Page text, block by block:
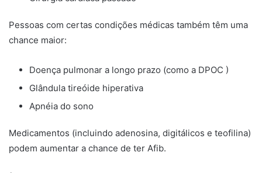
Pessoas com certas condições médicas também têm uma
chance maior:
Doença pulmonar a longo prazo (como a DPOC )
Glândula tireóide hiperativa
Apnéia do sono
Medicamentos (incluindo adenosina, digitálicos e teofilina)
podem aumentar a chance de ter Afib.